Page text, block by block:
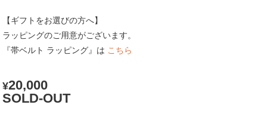
【ギフトをお選びの方へ】
ラッピングのご用意がございます。
『帯ベルト ラッピング』は こちら
¥20,000
SOLD-OUT